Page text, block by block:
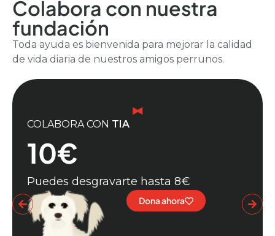
Colabora con nuestra
fundación
Toda ayuda es bienvenida para mejorar la calidad
de vida diaria de nuestros amigos perrunos.
COLABORA CON TIA
10€
Puedes desgravarte hasta 8€
Dona ahora